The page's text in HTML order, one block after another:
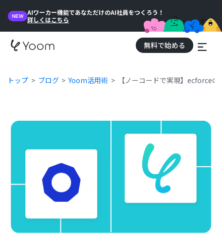
NEW
AIワーカー機能であなただけのAI社員をつくろう！
詳しくはこちら
無料で始める
トップ ブログ Yoom活用術 【ノーコードで実現】ecforce